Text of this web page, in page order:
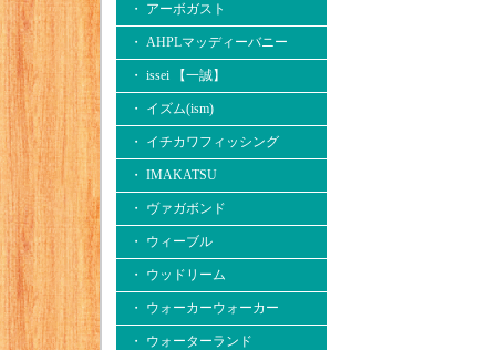
・ アーボガスト
・ AHPLマッディーバニー
・ issei 【一誠】
・ イズム(ism)
・ イチカワフィッシング
・ IMAKATSU
・ ヴァガボンド
・ ウィーブル
・ ウッドリーム
・ ウォーカーウォーカー
・ ウォーターランド